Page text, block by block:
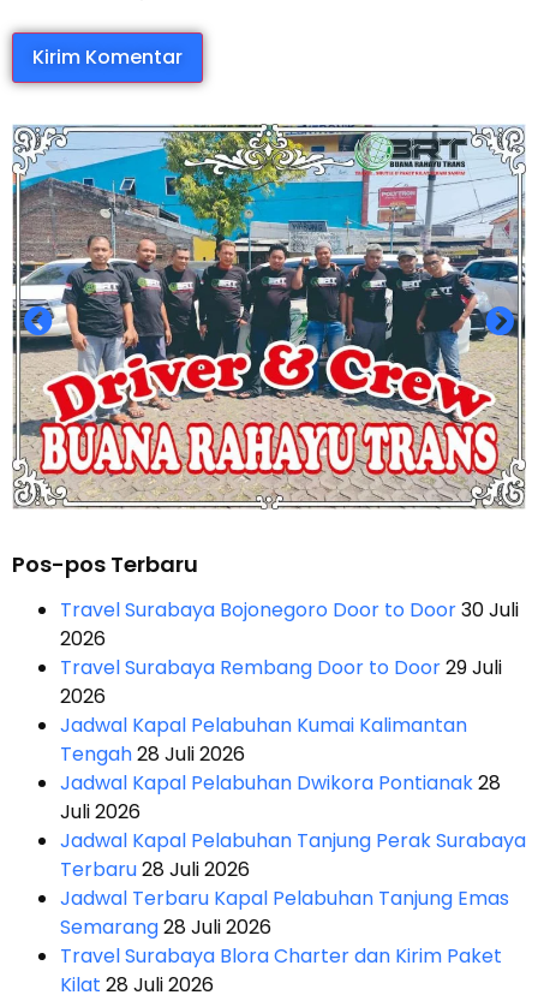
Pos-pos Terbaru
Travel Surabaya Bojonegoro Door to Door30 Juli
2026
Travel Surabaya Rembang Door to Door29 Juli
2026
Jadwal Kapal Pelabuhan Kumai Kalimantan
Tengah28 Juli 2026
Jadwal Kapal Pelabuhan Dwikora Pontianak28
Juli 2026
Jadwal Kapal Pelabuhan Tanjung Perak Surabaya
Terbaru28 Juli 2026
Jadwal Terbaru Kapal Pelabuhan Tanjung Emas
Semarang28 Juli 2026
Travel Surabaya Blora Charter dan Kirim Paket
Kilat 28 Juli 2026